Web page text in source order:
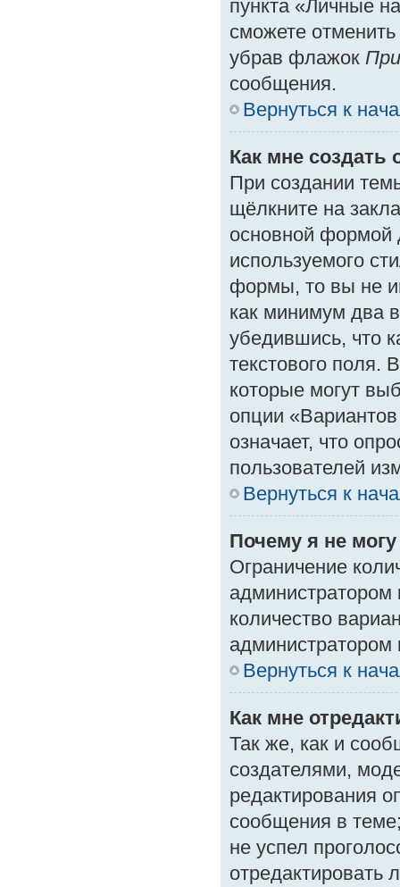
пункта «Личные
сможете
убрав флажок
сообщения.
Вернуться к
Как мне создать
При создании
щёлкните на
основной формой
используемого
формы, то вы не
как минимум два
убедившись, что
текстового поля.
которые могут
опции
означает, что
пользователей
Вернуться к
Почему я не
Ограничение
количество
Вернуться к
Как мне
Так же, как и
создателями,
редактирования
сообщения в
не успел
отредактировать